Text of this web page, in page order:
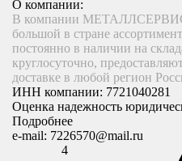
О компании:
В компании МЕТАЛЛСЕРВИС
большой в стране
постоянно в наличии на
круглосуточно,
доставке в любой регион
ИНН компании: 7721040281
Оценка надежность
Подробнее
e-mail: 7226570@mail.ru
4